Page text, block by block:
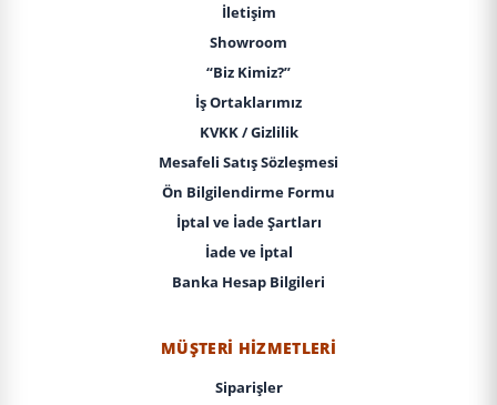
İletişim
Showroom
“Biz Kimiz?”
İş Ortaklarımız
KVKK / Gizlilik
Mesafeli Satış Sözleşmesi
Ön Bilgilendirme Formu
İptal ve İade Şartları
İade ve İptal
Banka Hesap Bilgileri
MÜŞTERI HIZMETLERI
Siparişler